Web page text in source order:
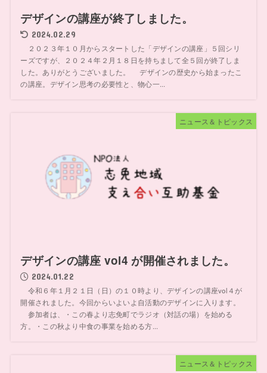
デザインの講座が終了しました。
2024.02.29
２０２３年１０月からスタートした「デザインの講座」５回シリ
ーズですが、２０２４年２月１８日を持ちまして全５回が終了しま
した。ありがとうございました。 デザインの歴史から始まったこ
の講座。デザイン思考の必要性と、物心一...
ニュース＆トピックス
デザインの講座 vol4 が開催されました。
2024.01.22
令和６年１月２１日（日）の１０時より、デザインの講座vol４が
開催されました。今回からいよいよ自活動のデザインに入ります。
参加者は、・この春より志免町でラジオ（対話の場）を始める
方。・この秋より中食の事業を始める方...
ニュース＆トピックス